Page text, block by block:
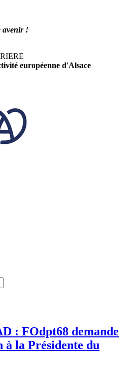
avenir !
européenne d'Alsace
: FOdpt68 demande
à la Présidente du